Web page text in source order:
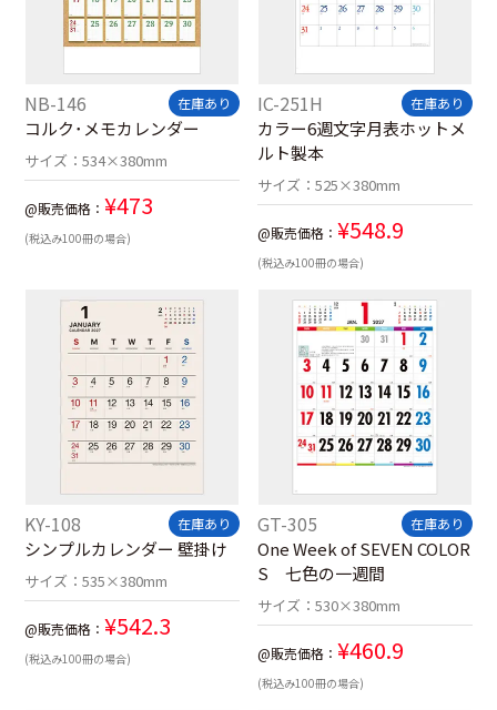
NB-146 在庫あり
コルク･メモカレンダー
サイズ：534×380mm
@販売価格： ¥473
(税込み100冊の場合)
IC-251H 在庫あり
カラー6週文字月表ホットメ
ルト製本
サイズ： 525×380mm
@販売価格： ¥548.9
(税込み100冊の場合)
KY-108 在庫あり
シンプルカレンダー 壁掛け
サイズ：535×380mm
@販売価格： ¥542.3
(税込み100冊の場合)
GT-305 在庫あり
One Week of SEVEN COLOR
S 七色の一週間
サイズ： 530×380mm
@販売価格： ¥460.9
(税込み100冊の場合)